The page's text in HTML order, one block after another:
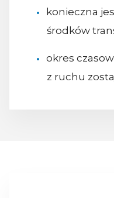
konieczna
środków
okres
z ruchu